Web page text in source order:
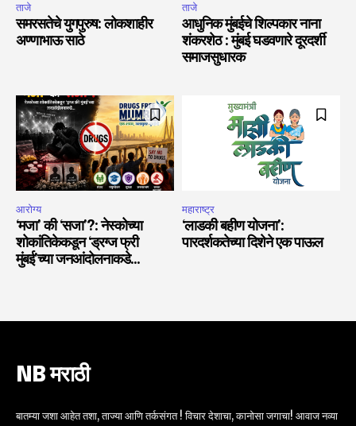
ताजे
समरसतेचे युगपुरुष: लोकशाहीर
अण्णाभाऊ साठे
ताजे
आधुनिक मुंबईचे शिल्पकार नाना
शंकरशेठ : मुंबई घडवणारे दूरदर्शी
समाजसुधारक
आरोग्य
‘मजा’ की ‘सजा’?: नेस्कोच्या
शोकांतिकेकडून ‘ड्रग्ज फ्री
मुंबई’च्या जनआंदोलनाकडे…
महाराष्ट्र
‘लाडकी बहीण योजना’:
पारदर्शकतेच्या दिशेने एक पाऊल
NB मराठी
बातम्या जशा आहेत तशा, ताज्या आणि तर्कसंगत ! विचार देशाचा, कानोसा जगाचा! आवाज नव्या